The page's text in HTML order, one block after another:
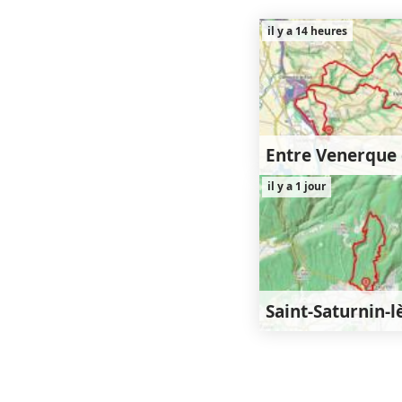
il y a 14 heures
25km
450m
il y a 1 jour